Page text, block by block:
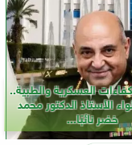
العسكرية والطبية..
الأستاذ الدكتور محمد
خضر نائبًا...